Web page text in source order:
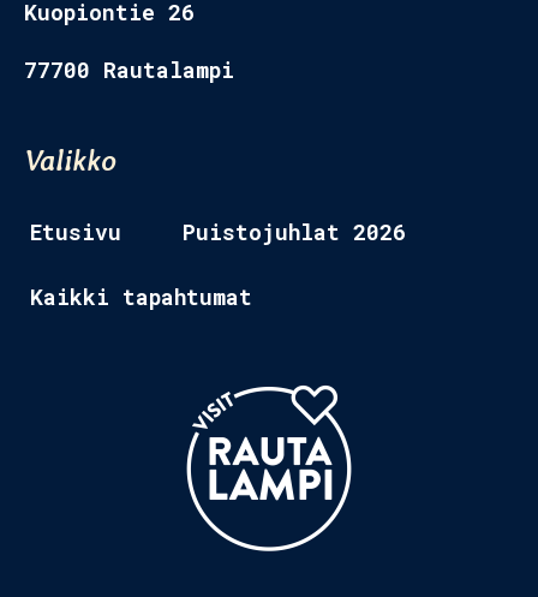
Kuopiontie 26
77700 Rautalampi
Valikko
Etusivu Puistojuhlat 2026
Kaikki tapahtumat
Ravintolat
Museo